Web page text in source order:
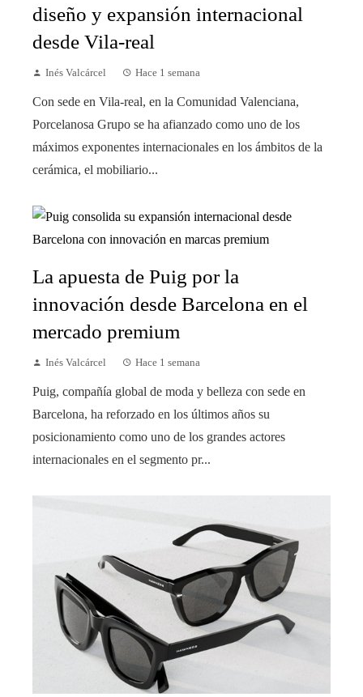
diseño y expansión internacional
desde Vila-real
Inés Valcárcel Hace 1 semana
Con sede en Vila-real, en la Comunidad Valenciana,
Porcelanosa Grupo se ha afianzado como uno de los
máximos exponentes internacionales en los ámbitos de la
cerámica, el mobiliario...
La apuesta de Puig por la
innovación desde Barcelona en el
mercado premium
Inés Valcárcel Hace 1 semana
Puig, compañía global de moda y belleza con sede en
Barcelona, ha reforzado en los últimos años su
posicionamiento como uno de los grandes actores
internacionales en el segmento pr...